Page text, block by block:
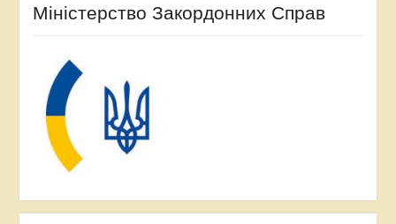
Міністерство Закордонних Справ